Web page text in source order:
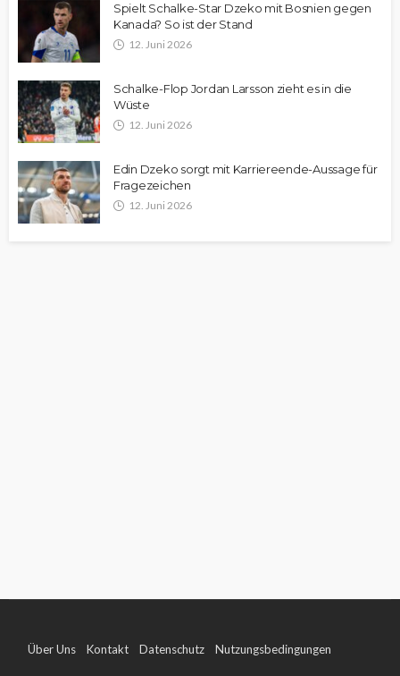
Spielt Schalke-Star Dzeko mit Bosnien gegen
Kanada? So ist der Stand
12. Juni 2026
Schalke-Flop Jordan Larsson zieht es in die
Wüste
12. Juni 2026
Edin Dzeko sorgt mit Karriereende-Aussage für
Fragezeichen
12. Juni 2026
Über Uns Kontakt Datenschutz Nutzungsbedingungen